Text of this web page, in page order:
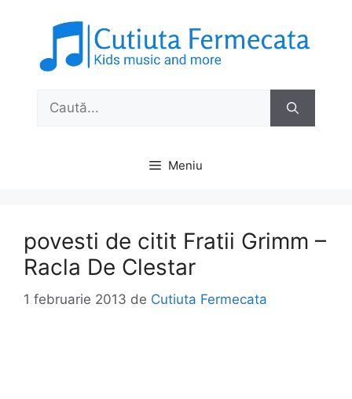
Caută
Meniu
povesti de citit Fratii Grimm –
Racla De Clestar
1 februarie 2013 de Cutiuta Fermecata